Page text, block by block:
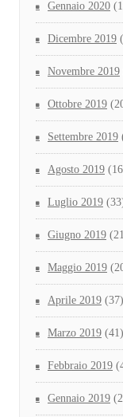
Gennaio 2020
Dicembre 2019
Novembre 2019
Ottobre 2019
Settembre 2019
Agosto 2019
Luglio 2019
Giugno 2019
Maggio 2019
Aprile 2019 (37)
Marzo 2019 (41)
Febbraio 2019
Gennaio 2019